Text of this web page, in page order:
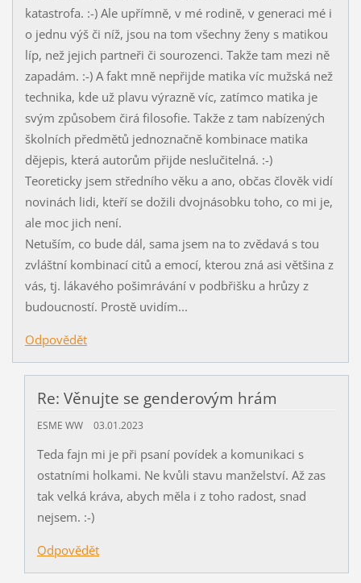
katastrofa. :-) Ale upřímně, v mé rodině, v generaci mé i
o jednu výš či níž, jsou na tom všechny ženy s matikou
líp, než jejich partneři či sourozenci. Takže tam mezi ně
zapadám. :-) A fakt mně nepřijde matika víc mužská než
technika, kde už plavu výrazně víc, zatímco matika je
svým způsobem čirá filosofie. Takže z tam nabízených
školních předmětů jednoznačně kombinace matika
dějepis, která autorům přijde neslučitelná. :-)
Teoreticky jsem středního věku a ano, občas člověk vidí
novinách lidi, kteří se dožili dvojnásobku toho, co mi je,
ale moc jich není.
Netuším, co bude dál, sama jsem na to zvědavá s tou
zvláštní kombinací citů a emocí, kterou zná asi většina z
vás, tj. lákavého pošimrávání v podbřišku a hrůzy z
budoucností. Prostě uvidím...
Odpovědět
Re: Věnujte se genderovým hrám
ESME WW 03.01.2023
Teda fajn mi je při psaní povídek a komunikaci s
ostatními holkami. Ne kvůli stavu manželství. Až zas
tak velká kráva, abych měla i z toho radost, snad
nejsem. :-)
Odpovědět